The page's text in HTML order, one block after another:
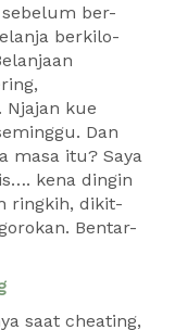
ber-
berkilo-
Njajan kue
Dan
masa itu? Saya
kena dingin
ringkih, dikit-
Bentar-
saat cheating,